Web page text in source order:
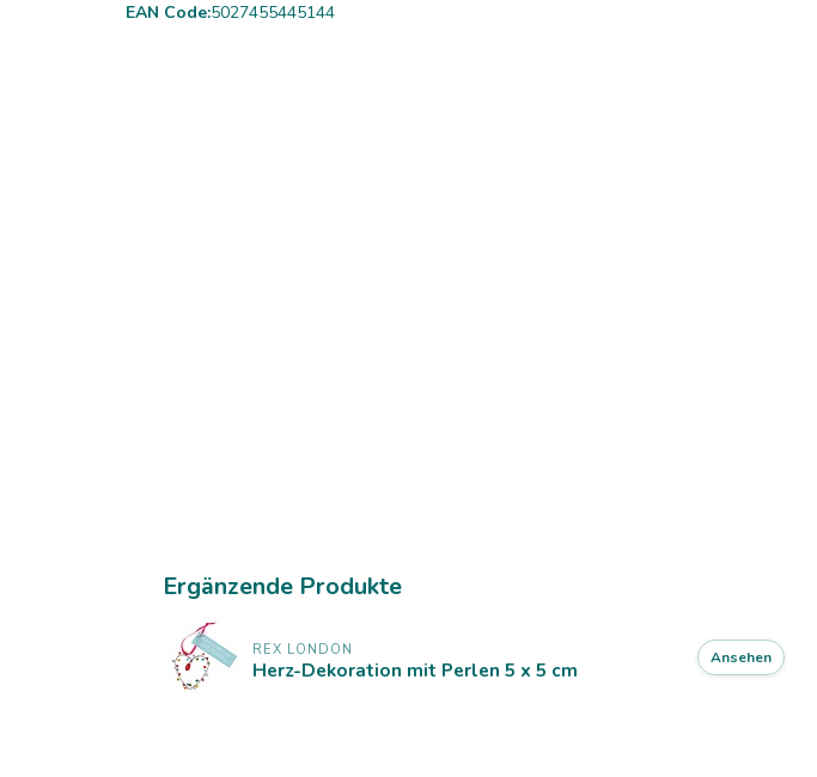
EAN Code:5027455445144
Ergänzende Produkte
REX LONDON
Herz-Dekoration mit Perlen 5 x 5 cm Ansehen